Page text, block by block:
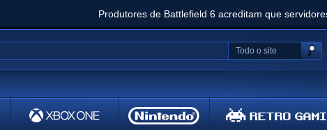
Produtores de Battlefield 6 acreditam que
Clair Obscur: Expedition 33 já vendeu 5 milhões de
Metal Gear
Bethesda
Todo o site